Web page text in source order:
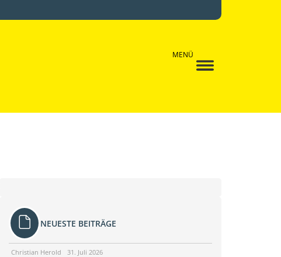
MENÜ
NEUESTE BEITRÄGE
Christian Herold 31. Juli 2026